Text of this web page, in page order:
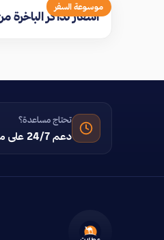
موسوعة السفر
اسعار تذاكر
تحتاج مساعدة؟
دعم 24/7 على مدار الساعة